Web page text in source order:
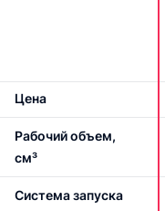
Цена
Рабочий объем,
см³
Система запуска